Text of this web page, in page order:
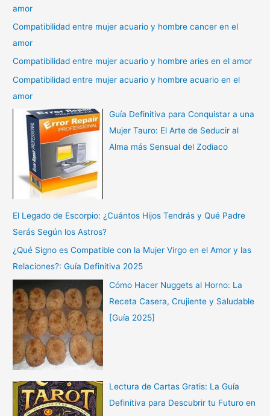
amor
Compatibilidad entre mujer acuario y hombre cancer en el
amor
Compatibilidad entre mujer acuario y hombre aries en el amor
Compatibilidad entre mujer acuario y hombre acuario en el
amor
Guía Definitiva para Conquistar a una
Mujer Tauro: El Arte de Seducir al
Alma más Sensual del Zodiaco
El Legado de Escorpio: ¿Cuántos Hijos Tendrás y Qué Padre
Serás Según los Astros?
¿Qué Signo es Compatible con la Mujer Virgo en el Amor y las
Relaciones?: Guía Definitiva 2025
Cómo Hacer Nuggets al Horno: La
Receta Casera, Crujiente y Saludable
[Guía 2025]
Lectura de Cartas Gratis: La Guía
Definitiva para Descubrir tu Futuro en